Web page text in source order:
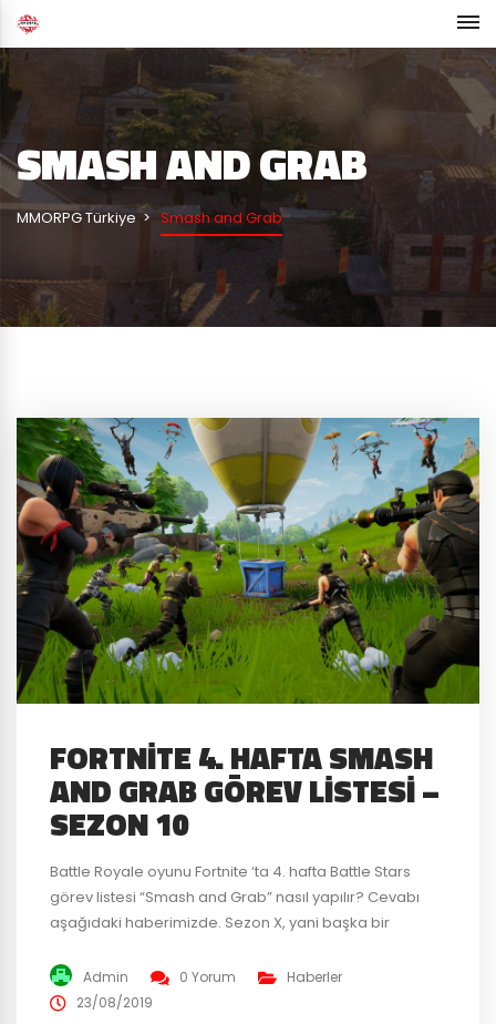
SMASH AND GRAB
MMORPG Türkiye Smash and Grab
FORTNITE 4. HAFTA SMASH
AND GRAB GÖREV LISTESI –
SEZON 10
Battle Royale oyunu Fortnite ‘ta 4. hafta Battle Stars
görev listesi “Smash and Grab” nasıl yapılır? Cevabı
aşağıdaki haberimizde. Sezon X, yani başka bir
ilgisini çeken haftalık görevler getirildi. Bu haftanın
görev listesi ise “Smash and Grab”. Anlaşılması ve
Admin 0 Yorum
Haberler
23/08/2019